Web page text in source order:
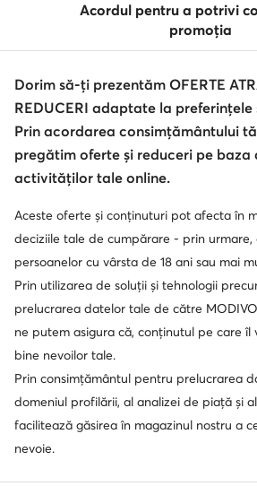
Schimbă țara:
© epantofi.ro 2026
Regulament
Modifică setările
Politica
Protecția datelor
Soluționarea alternativă a
Acordul pentru a potrivi
promoția
Dorim să-ți prezentăm OFERTE
REDUCERI adaptate la preferințele
Prin acordarea consimțământului
pregătim oferte și reduceri pe baza
activităților tale online.
Aceste oferte și conținuturi pot afecta în
deciziile tale de cumpărare - prin
persoanelor cu vârsta de 18 ani sau mai
Prin utilizarea de soluții și tehnologii
prelucrarea datelor tale de către
ne putem asigura că, conținutul pe care îl
bine nevoilor tale.
Prin consimțământul pentru prelucrarea
domeniul profilării, al analizei de piață și
facilitează găsirea în magazinul nostru a
nevoie.